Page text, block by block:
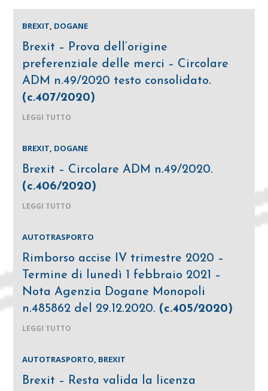
BREXIT, DOGANE
Brexit – Prova dell’origine
preferenziale delle merci – Circolare
ADM n.49/2020 testo consolidato.
(c.407/2020)
LEGGI TUTTO
BREXIT, DOGANE
Brexit – Circolare ADM n.49/2020.
(c.406/2020)
LEGGI TUTTO
AUTOTRASPORTO
Rimborso accise IV trimestre 2020 –
Termine di lunedì 1 febbraio 2021 –
Nota Agenzia Dogane Monopoli
n.485862 del 29.12.2020. (c.405/2020)
LEGGI TUTTO
AUTOTRASPORTO, BREXIT
Brexit – Resta valida la licenza